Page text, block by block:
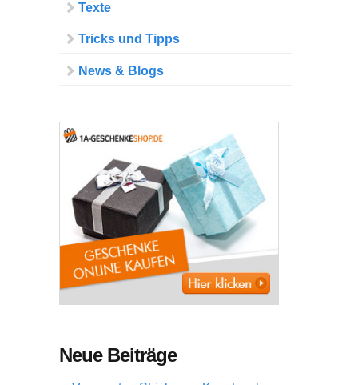
Texte
Tricks und Tipps
News & Blogs
Neue Beiträge